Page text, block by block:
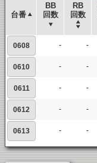
台番
BB
回数
RB
回数
0608 - -
0610 - -
0611 - -
0612 - -
0613 - -